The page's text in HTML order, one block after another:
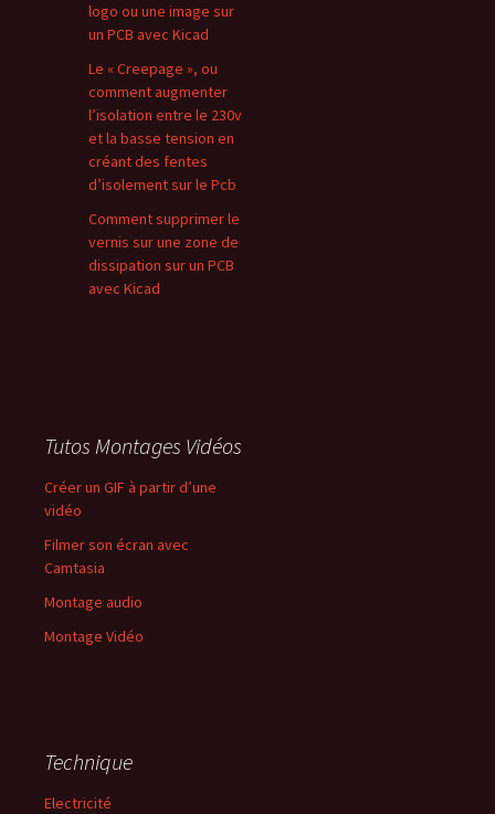
logo ou une image sur
un PCB avec Kicad
Le « Creepage », ou
comment augmenter
l’isolation entre le 230v
et la basse tension en
créant des fentes
d’isolement sur le Pcb
Comment supprimer le
vernis sur une zone de
dissipation sur un PCB
avec Kicad
Tutos Montages Vidéos
Créer un GIF à partir d’une
vidéo
Filmer son écran avec
Camtasia
Montage audio
Montage Vidéo
Technique
Electricité